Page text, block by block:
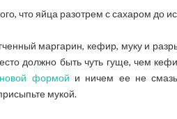
что яйца разотрем с сахаром до
маргарин, кефир, муку и
должно быть чуть гуще, чем
формой и ничем ее не
мукой.